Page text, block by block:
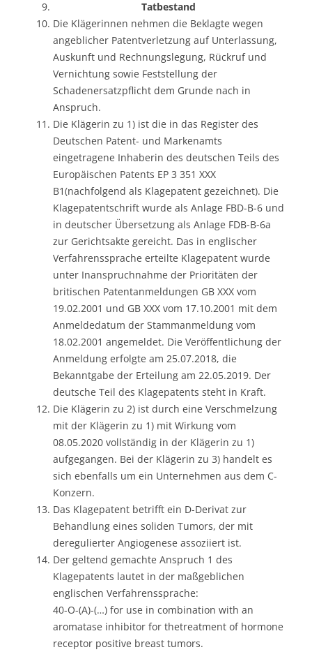
Tatbestand
Die Klägerinnen nehmen die Beklagte wegen
angeblicher Patentverletzung auf Unterlassung,
Auskunft und Rechnungslegung, Rückruf und
Vernichtung sowie Feststellung der
Schadenersatzpflicht dem Grunde nach in
Anspruch.
Die Klägerin zu 1) ist die in das Register des
Deutschen Patent- und Markenamts
eingetragene Inhaberin des deutschen Teils des
Europäischen Patents EP 3 351 XXX
B1(nachfolgend als Klagepatent gezeichnet). Die
Klagepatentschrift wurde als Anlage FBD-B-6 und
in deutscher Übersetzung als Anlage FDB-B-6a
zur Gerichtsakte gereicht. Das in englischer
Verfahrenssprache erteilte Klagepatent wurde
unter Inanspruchnahme der Prioritäten der
britischen Patentanmeldungen GB XXX vom
19.02.2001 und GB XXX vom 17.10.2001 mit dem
Anmeldedatum der Stammanmeldung vom
18.02.2001 angemeldet. Die Veröffentlichung der
Anmeldung erfolgte am 25.07.2018, die
Bekanntgabe der Erteilung am 22.05.2019. Der
deutsche Teil des Klagepatents steht in Kraft.
Die Klägerin zu 2) ist durch eine Verschmelzung
mit der Klägerin zu 1) mit Wirkung vom
08.05.2020 vollständig in der Klägerin zu 1)
aufgegangen. Bei der Klägerin zu 3) handelt es
sich ebenfalls um ein Unternehmen aus dem C-
Konzern.
Das Klagepatent betrifft ein D-Derivat zur
Behandlung eines soliden Tumors, der mit
deregulierter Angiogenese assoziiert ist.
Der geltend gemachte Anspruch 1 des
Klagepatents lautet in der maßgeblichen
englischen Verfahrenssprache:
40-O-(A)-(…) for use in combination with an
aromatase inhibitor for thetreatment of hormone
receptor positive breast tumors.